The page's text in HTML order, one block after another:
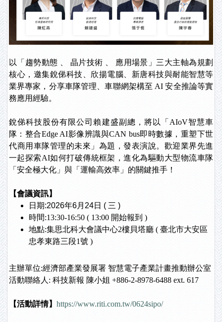
以「趨勢動態 、 晶片技術 、 應用場景」三大主軸為規劃
核心，邀集銳俤科技、欣揚電腦、新唐科技與耐能智慧等
業界專家，分享車隊管理、車聯網架構至 AI 安全推論等實
務應用經驗。
銳俤科技股份有限公司賴建盛副總，將以「AIoV智慧車
隊：整合Edge AI影像辨識與CAN bus即時數據，重塑下世
代商用車隊管理的未來」為題，發表演說。歡迎業界先進
一起探索AI如何打破傳統框架，進化為驅動大型物流車隊
「安全極大化」與「運輸高效率」的關鍵推手！
【會議資訊】
日期:2026年6月24日 ( 三 )
時間:13:30-16:50 ( 13:00 開始報到 )
地點:集思北科大會議中心2樓貝塔廳 ( 臺北市大安區
忠孝東路三段1號 )
主辦單位:經濟部產業發展署 智慧電子產業計畫推動辦公室
活動聯絡人: 科技新報 陳小姐 +886-2-8978-6488 ext. 617
【活動詳情】 https://www.riti.com.tw/0624sipo/